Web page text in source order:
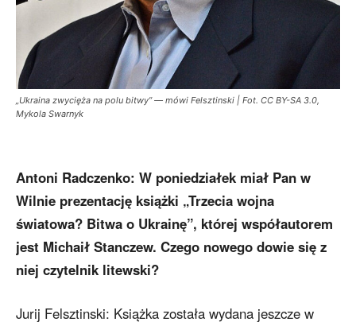
„Ukraina zwycięża na polu bitwy” — mówi Felsztinski | Fot. CC BY-SA 3.0,
Mykola Swarnyk
Antoni Radczenko: W poniedziałek miał Pan w
Wilnie prezentację książki „Trzecia wojna
światowa? Bitwa o Ukrainę”, której współautorem
jest Michaił Stanczew. Czego nowego dowie się z
niej czytelnik litewski?
Jurij Felsztinski: Książka została wydana jeszcze w